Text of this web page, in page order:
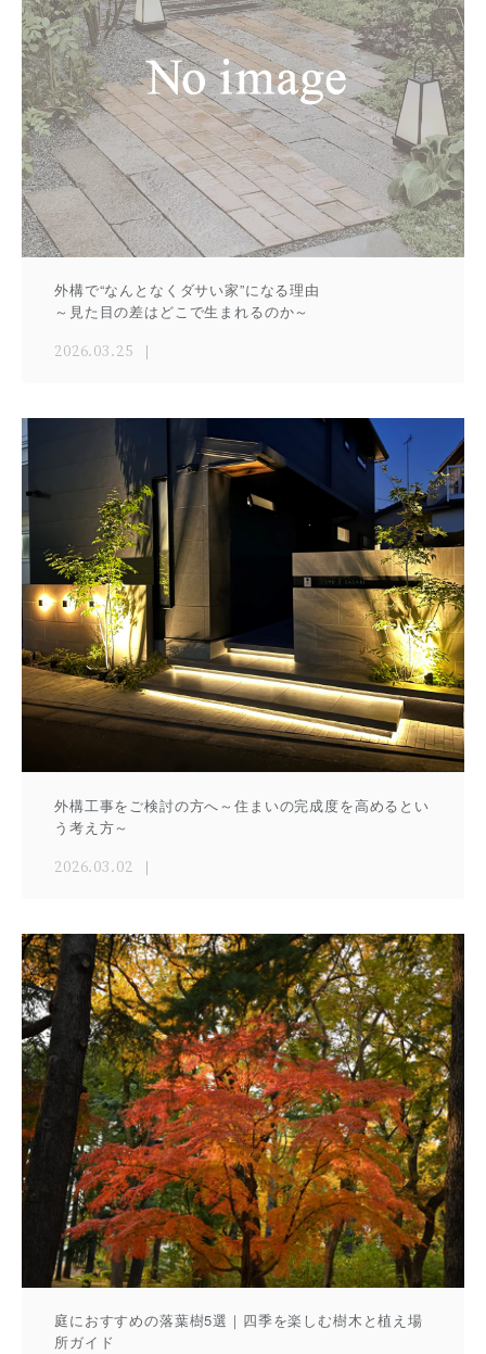
外構で“なんとなくダサい家”になる理由
～見た目の差はどこで生まれるのか～
2026.03.25
外構工事をご検討の方へ～住まいの完成度を高めるとい
う考え方～
2026.03.02
庭におすすめの落葉樹5選｜四季を楽しむ樹木と植え場
所ガイド